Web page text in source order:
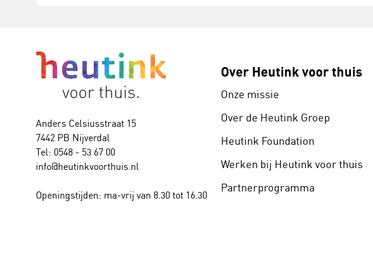
Anders Celsiusstraat 15
7442 PB Nijverdal
Tel: 0548 - 53 67 00
info@heutinkvoorthuis.nl
Openingstijden: ma-vrij van 8.30 tot 16.30
Over Heutink voor thuis
Onze missie
Over de Heutink Groep
Heutink Foundation
Werken bij Heutink voor thuis
Partnerprogramma